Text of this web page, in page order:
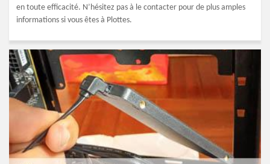
en toute efficacité. N’hésitez pas à le contacter pour de plus amples
informations si vous êtes à Plottes.